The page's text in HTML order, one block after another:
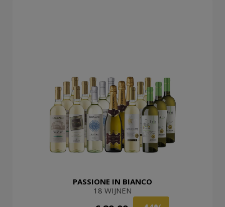
PASSIONE IN BIANCO
18 WIJNEN